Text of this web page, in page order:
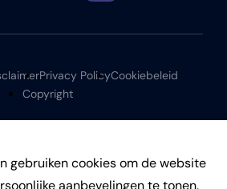
gebruiken cookies om de website
aanbevelingen te tonen.
Privacy PolicyCookiebeleid
Copyright